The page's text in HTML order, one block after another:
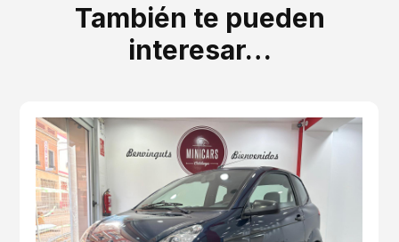
También te pueden
interesar…